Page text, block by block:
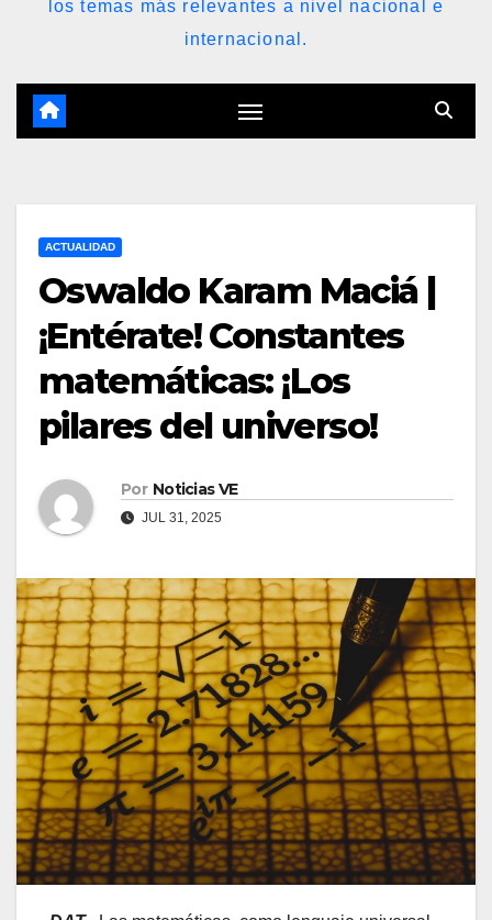
los temas más relevantes a nivel nacional e
internacional.
ACTUALIDAD
Oswaldo Karam Maciá |
¡Entérate! Constantes
matemáticas: ¡Los
pilares del universo!
Por Noticias VE
JUL 31, 2025